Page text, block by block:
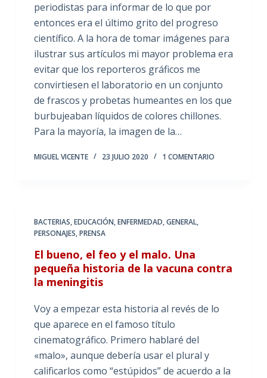
periodistas para informar de lo que por
entonces era el último grito del progreso
científico. A la hora de tomar imágenes para
ilustrar sus artículos mi mayor problema era
evitar que los reporteros gráficos me
convirtiesen el laboratorio en un conjunto
de frascos y probetas humeantes en los que
burbujeaban líquidos de colores chillones.
Para la mayoría, la imagen de la…
MIGUEL VICENTE 23 JULIO 2020 1 COMENTARIO
BACTERIAS,EDUCACIÓN,ENFERMEDAD,GENERAL,
PERSONAJES,PRENSA
El bueno, el feo y el malo. Una
pequeña historia de la vacuna contra
la meningitis
Voy a empezar esta historia al revés de lo
que aparece en el famoso título
cinematográfico. Primero hablaré del
«malo», aunque debería usar el plural y
calificarlos como “estúpidos” de acuerdo a la